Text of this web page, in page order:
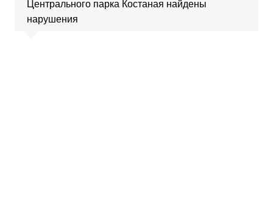
Центрального парка Костаная найдены
нарушения